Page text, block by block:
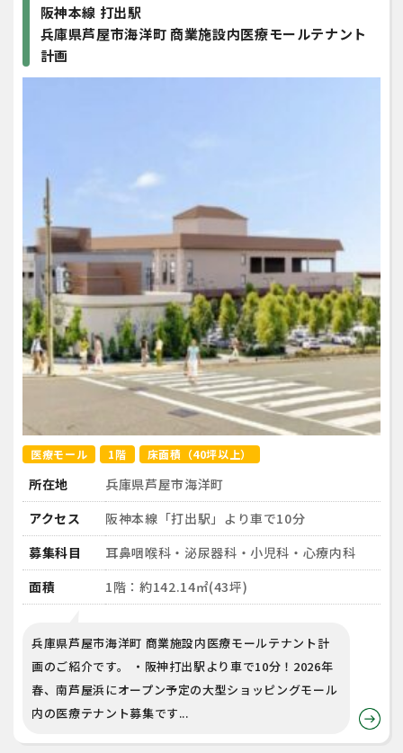
阪神本線 打出駅
兵庫県芦屋市海洋町 商業施設内医療モールテナント
計画
医療モール 1階 床面積（40坪以上）
所在地
兵庫県芦屋市海洋町
アクセス
阪神本線「打出駅」より車で10分
募集科目
耳鼻咽喉科・泌尿器科・小児科・心療内科
面積
1階：約142.14㎡(43坪)
兵庫県芦屋市海洋町 商業施設内医療モールテナント計
画のご紹介です。 ・阪神打出駅より車で10分！2026年
春、南芦屋浜にオープン予定の大型ショッピングモール
内の医療テナント募集です...